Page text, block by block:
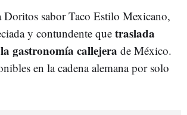
Doritos sabor Taco Estilo Mexicano,
y contundente que traslada
gastronomía callejera de México.
en la cadena alemana por solo